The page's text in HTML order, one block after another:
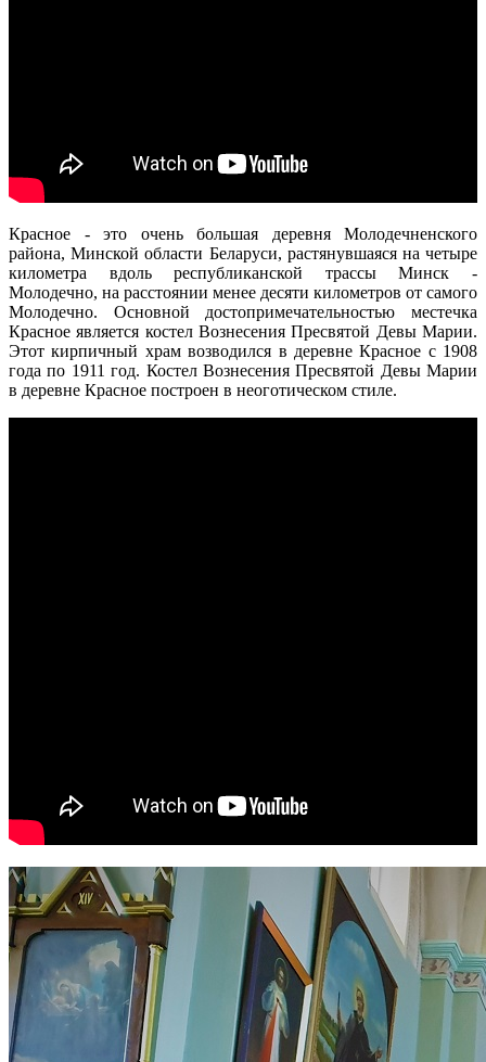
Красное - это очень большая деревня Молодечненского
района, Минской области Беларуси, растянувшаяся на четыре
километра вдоль республиканской трассы Минск -
Молодечно, на расстоянии менее десяти километров от самого
Молодечно. Основной достопримечательностью местечка
Красное является костел Вознесения Пресвятой Девы Марии.
Этот кирпичный храм возводился в деревне Красное с 1908
года по 1911 год. Костел Вознесения Пресвятой Девы Марии
в деревне Красное построен в неоготическом стиле.